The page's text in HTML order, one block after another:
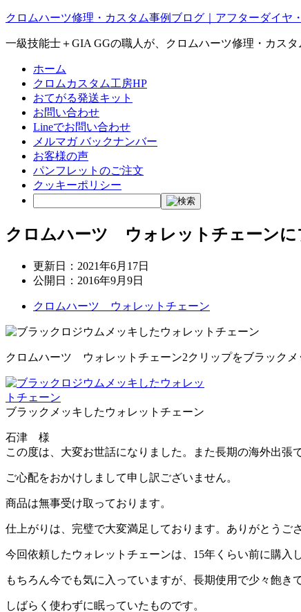
クロムハーツ修理・カスタム事例ブログ｜アフターダイヤ
一級技能士＋GIA GGの職人が、クロムハーツ修理・カス
ホーム
クロムカスタム工房HP
おてがる発送キット
お問い合わせ
Lineでお問い合わせ
メルマガ バックナンバー
お客様の声
パンフレットのご注文
クッキーポリシー
クロムハーツ ウォレットチェーンに
更新日： 2021年6月17日
公開日： 2016年9月9日
クロムハーツ ウォレットチェーン
クロムハーツ ウォレットチェーン2クリップをブラックメ
ブラックメッキしたウォレットチェーン
石津 様
この度は、大変お世話になりました。また長期の海外出張
ご心配をおかけしまして申し訳ございません。
商品は無事受け取っております。
仕上がりは、完璧で大変満足しております。ありがとうご
今回依頼したウォレットチェーンは、15年くらい前に購入
もちろん今でも気に入っていますが、長期使用で少々飽き
しばらく使わずに眠っていたものです。